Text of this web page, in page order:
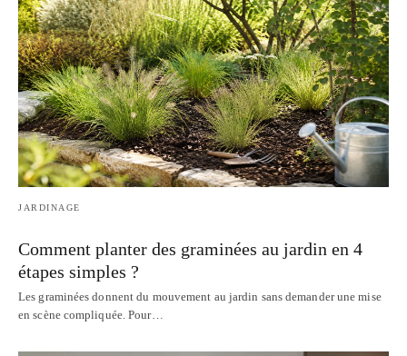
JARDINAGE
Comment planter des graminées au jardin en 4
étapes simples ?
Les graminées donnent du mouvement au jardin sans demander une mise
en scène compliquée. Pour…